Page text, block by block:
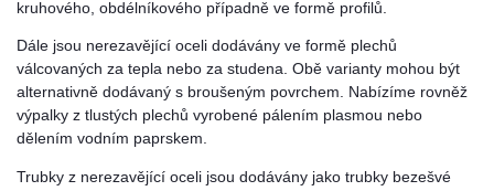
kruhového, obdélníkového případně ve formě profilů.
Dále jsou nerezavějící oceli dodávány ve formě plechů
válcovaných za tepla nebo za studena. Obě varianty mohou být
alternativně dodávaný s broušeným povrchem. Nabízíme rovněž
výpalky z tlustých plechů vyrobené pálením plasmou nebo
dělením vodním paprskem.
Trubky z nerezavějící oceli jsou dodávány jako trubky bezešvé